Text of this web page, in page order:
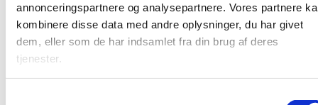
annonceringspartnere og analysepartnere. Vores partnere
kombinere disse data med andre oplysninger, du har givet
dem, eller som de har indsamlet fra din brug af deres
tjenester.
Vi ser "The Chosen"